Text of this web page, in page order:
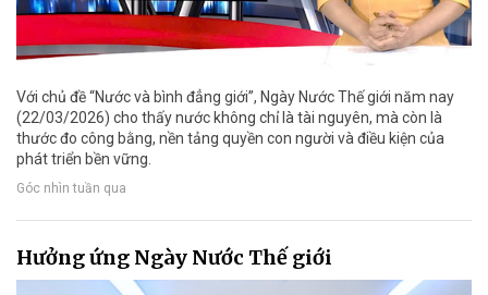
Với chủ đề “Nước và bình đẳng giới”, Ngày Nước Thế giới năm nay
(22/03/2026) cho thấy nước không chỉ là tài nguyên, mà còn là
thước đo công bằng, nền tảng quyền con người và điều kiện của
phát triển bền vững.
Góc nhìn tuần qua
Hưởng ứng Ngày Nước Thế giới